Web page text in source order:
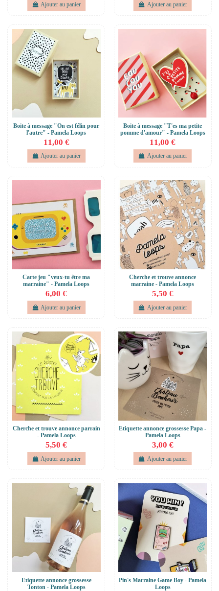
Ajouter au panier Ajouter au panier
Boite à message "On est félin pour
l'autre" - Pamela Loops
11,00 €
Ajouter au panier
Boite à message "T'es ma petite
pomme d'amour" - Pamela Loops
11,00 €
Ajouter au panier
Carte jeu "veux-tu être ma
marraine" - Pamela Loops
6,00 €
Ajouter au panier
Cherche et trouve annonce
marraine - Pamela Loops
5,50 €
Ajouter au panier
Cherche et trouve annonce parrain
- Pamela Loops
5,50 €
Ajouter au panier
Etiquette annonce grossesse Papa -
Pamela Loops
3,00 €
Ajouter au panier
Etiquette annonce grossesse
Tonton - Pamela Loops
Pin's Marraine Game Boy - Pamela
Loops